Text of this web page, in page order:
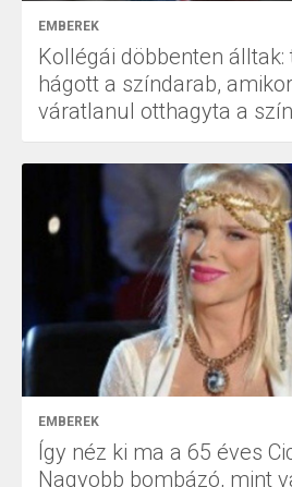
EMBEREK
Kollégái döbbenten
hágott a színdarab,
váratlanul otthagyta a
EMBEREK
Így néz ki ma a 65 éves
Nagyobb bombázó, mint